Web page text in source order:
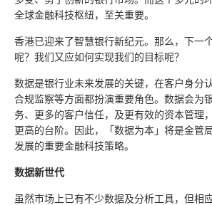
全球金融科技枢纽，至关重要。
香港已迎来了智慧银行新纪元。那么，下一
呢？我们又应如何实现我们的目标呢？
数据是银行业未来发展的关键，在客户身分
合规监察等方面都扮演重要角色。数据会为
务、更多的客户信任，及更有效的资本管理
更高的台阶。因此，「数据为本」将是金管
发展的重要金融科技策略。
数据新世代
虽然市场上已有不少数据及分析工具，但相